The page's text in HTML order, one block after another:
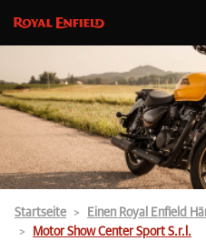
Startseite Einen Royal Enfield
Motor Show Center Sport S.r.l.